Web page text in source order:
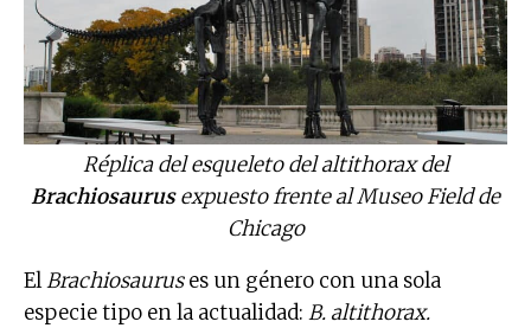
Réplica del esqueleto del altithorax del
Brachiosaurusexpuesto frente al Museo Field de
Chicago
ElBrachiosauruses un género con una sola
especie tipo en la actualidad: B. altithorax.